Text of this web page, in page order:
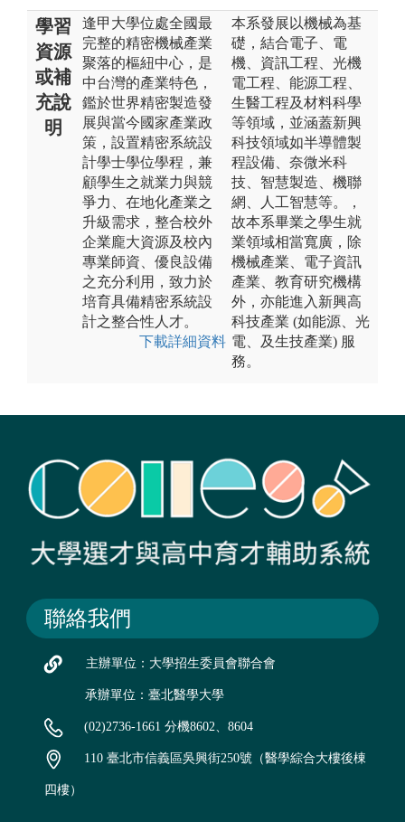
學習
資源
或補
充說
明
逢甲大學位處全國最
完整的精密機械產業
聚落的樞紐中心，是
中台灣的產業特色，
鑑於世界精密製造發
展與當今國家產業政
策，設置精密系統設
計學士學位學程，兼
顧學生之就業力與競
爭力、在地化產業之
升級需求，整合校外
企業龐大資源及校內
專業師資、優良設備
之充分利用，致力於
培育具備精密系統設
計之整合性人才。
下載詳細資料
本系發展以機械為基
礎，結合電子、電
機、資訊工程、光機
電工程、能源工程、
生醫工程及材料科學
等領域，並涵蓋新興
科技領域如半導體製
程設備、奈微米科
技、智慧製造、機聯
網、人工智慧等。，
故本系畢業之學生就
業領域相當寬廣，除
機械產業、電子資訊
產業、教育研究機構
外，亦能進入新興高
科技產業 (如能源、光
電、及生技產業) 服
務。
聯絡我們
主辦單位：大學招生委員會聯合會
承辦單位：臺北醫學大學
(02)2736-1661 分機8602、8604
110 臺北市信義區吳興街250號（醫學綜合大樓後棟
四樓）